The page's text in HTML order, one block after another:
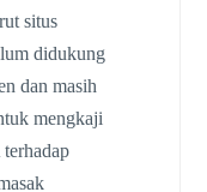
situs
didukung
dan masih
mengkaji